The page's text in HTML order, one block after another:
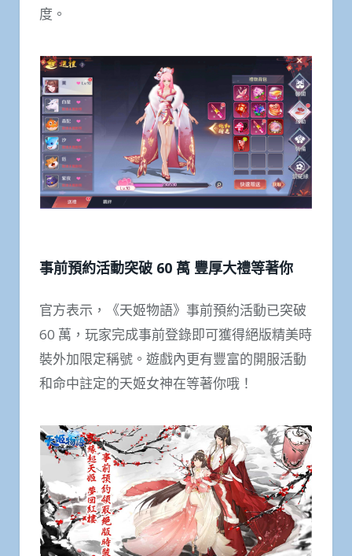
度。
事前預約活動突破 60 萬 豐厚大禮等著你
官方表示，《天姬物語》事前預約活動已突破
60 萬，玩家完成事前登錄即可獲得絕版精美時
裝外加限定稱號。遊戲內更有豐富的開服活動
和命中註定的天姬女神在等著你哦！